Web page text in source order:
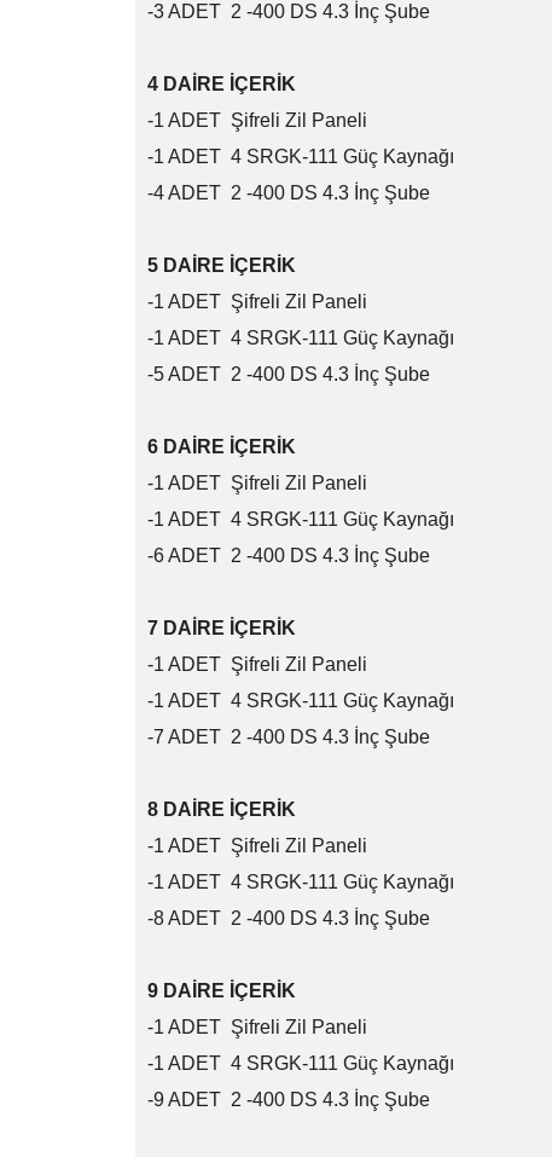
-3 ADET 2 -400 DS 4.3 İnç Şube
4 DAİRE İÇERİK
-1 ADET Şifreli Zil Paneli
-1 ADET 4 SRGK-111 Güç Kaynağı
-4 ADET 2 -400 DS 4.3 İnç Şube
5 DAİRE İÇERİK
-1 ADET Şifreli Zil Paneli
-1 ADET 4 SRGK-111 Güç Kaynağı
-5 ADET 2 -400 DS 4.3 İnç Şube
6 DAİRE İÇERİK
-1 ADET Şifreli Zil Paneli
-1 ADET 4 SRGK-111 Güç Kaynağı
-6 ADET 2 -400 DS 4.3 İnç Şube
7 DAİRE İÇERİK
-1 ADET Şifreli Zil Paneli
-1 ADET 4 SRGK-111 Güç Kaynağı
-7 ADET 2 -400 DS 4.3 İnç Şube
8 DAİRE İÇERİK
-1 ADET Şifreli Zil Paneli
-1 ADET 4 SRGK-111 Güç Kaynağı
-8 ADET 2 -400 DS 4.3 İnç Şube
9 DAİRE İÇERİK
-1 ADET Şifreli Zil Paneli
-1 ADET 4 SRGK-111 Güç Kaynağı
-9 ADET 2 -400 DS 4.3 İnç Şube